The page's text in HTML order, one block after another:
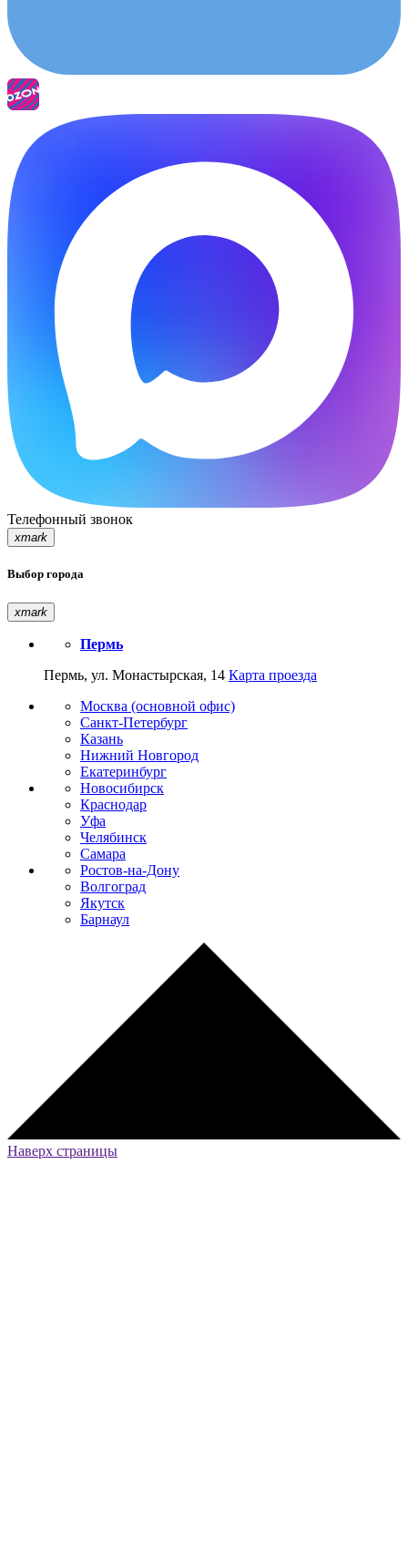
Телефонный звонок
xmark
Выбор города
xmark
Пермь
Пермь, ул. Монастырская, 14 Карта проезда
Москва (основной офис)
Санкт-Петербург
Казань
Нижний Новгород
Екатеринбург
Новосибирск
Краснодар
Уфа
Челябинск
Самара
Ростов-на-Дону
Волгоград
Якутск
Барнаул
Наверх страницы